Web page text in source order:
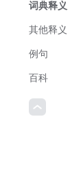
词典释义
其他释义
例句
百科